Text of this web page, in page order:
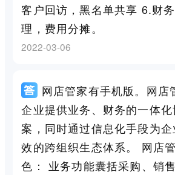
客户回访，黑名单共享 6.财
理，费用分摊。
2022-03-06
网店管家有手机版。网店
企业提供业务、财务的一体
案，同时通过信息化手段为
效的跨组织生态体系。 网店
色： 业务功能囊括采购、销